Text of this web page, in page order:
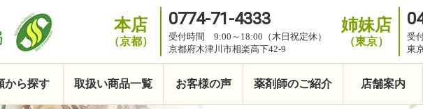
本店
（京都）
0774-71-4333
受付時間 9:00～18:00（木日祝定休）
京都府木津川市相楽高下42-9
姉妹店
（東京）
受
東
から探す 取扱い商品一覧 お客様の声 薬剤師のご紹介 店舗案内